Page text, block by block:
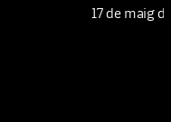
17 de maig